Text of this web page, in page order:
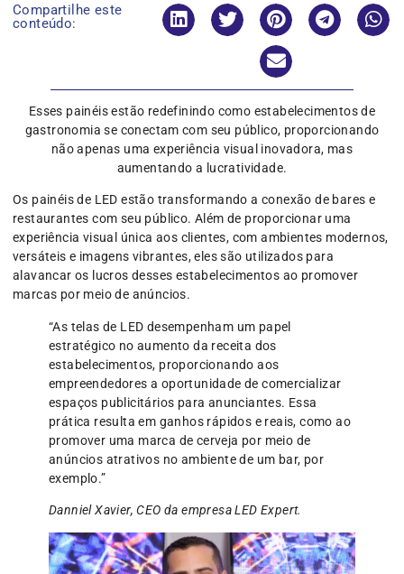
Compartilhe este
conteúdo:
Esses painéis estão redefinindo como estabelecimentos de
gastronomia se conectam com seu público, proporcionando
não apenas uma experiência visual inovadora, mas
aumentando a lucratividade.
Os painéis de LED estão transformando a conexão de bares e
restaurantes com seu público. Além de proporcionar uma
experiência visual única aos clientes, com ambientes modernos,
versáteis e imagens vibrantes, eles são utilizados para
alavancar os lucros desses estabelecimentos ao promover
marcas por meio de anúncios.
“As telas de LED desempenham um papel
estratégico no aumento da receita dos
estabelecimentos, proporcionando aos
empreendedores a oportunidade de comercializar
espaços publicitários para anunciantes. Essa
prática resulta em ganhos rápidos e reais, como ao
promover uma marca de cerveja por meio de
anúncios atrativos no ambiente de um bar, por
exemplo.”
Danniel Xavier, CEO da empresa LED Expert.